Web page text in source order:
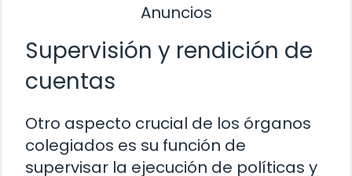
Anuncios
Supervisión y rendición de
cuentas
Otro aspecto crucial de los órganos
colegiados es su función de
supervisar la ejecución de políticas y